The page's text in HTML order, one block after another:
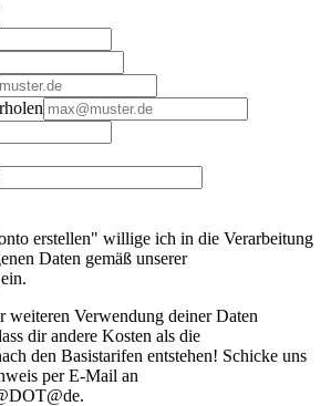
erstellen" willige ich in die Verarbeitung
Daten gemäß unserer
ein.
weiteren Verwendung deiner Daten
dir andere Kosten als die
den Basistarifen entstehen! Schicke uns
per E-Mail an
.